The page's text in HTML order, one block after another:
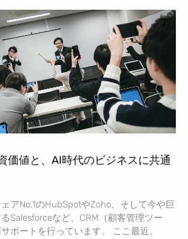
価値と、AI時代のビジネスに共通
アNo.1のHubSpotやZoho、そして今や巨
Salesforceなど、CRM（顧客管理ツー
ポートを行っています。 ここ最近、